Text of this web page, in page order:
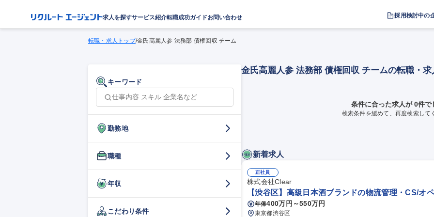
求人を探すサービス紹介転職成功ガイドお問い合わせ 採用検討中の
転職・求人トップ/金氏高麗人参 法務部 債権回収 チーム
キーワード
勤務地
職種
年収
こだわり条件
金氏高麗人参 法務部 債権回収 チームの転職・
条件に合った求人が 0件で
検索条件を緩めて、再度検索して
新着求人
正社員
株式会社Clear
【渋谷区】高級日本酒ブランドの物流管理・CS/オ
年俸400万円～550万円
東京都渋谷区